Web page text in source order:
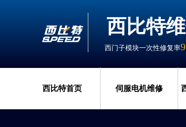
西比特首页 伺服电机维修
西比特
西门子模块一次性修复率